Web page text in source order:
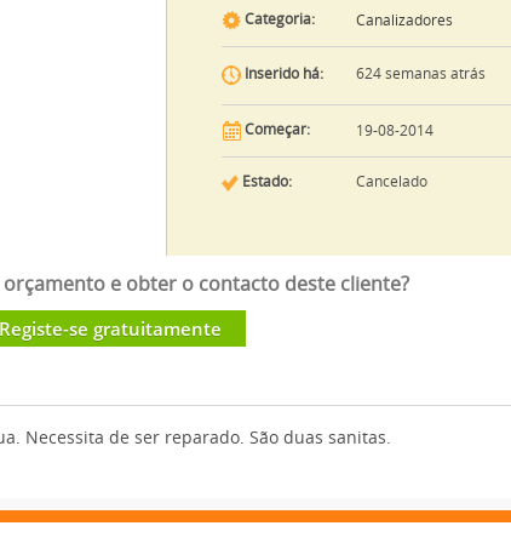
Categoria: Canalizadores
Inserido há: 624 semanas atrás
Começar: 19-08-2014
Estado: Cancelado
e obter o contacto deste cliente?
se gratuitamente
Necessita de ser reparado. São duas sanitas.